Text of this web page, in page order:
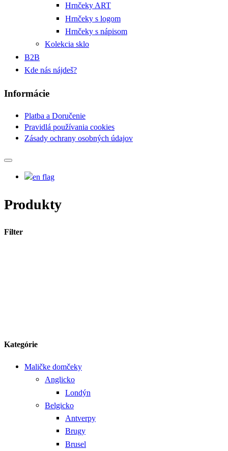
Hrnčeky ART
Hrnčeky s logom
Hrnčeky s nápisom
Kolekcia sklo
B2B
Kde nás nájdeš?
Informácie
Platba a Doručenie
Pravidlá používania cookies
Zásady ochrany osobných údajov
Produkty
Filter
Kategórie
Maličke domčeky
Anglicko
Londýn
Belgicko
Antverpy
Brugy
Brusel